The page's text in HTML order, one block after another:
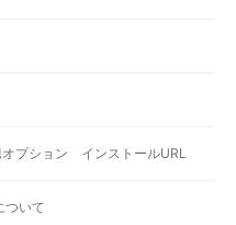
プション インストールURL
ついて